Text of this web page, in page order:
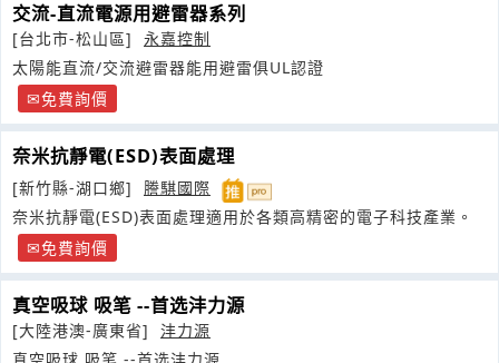
交流-直流電源用避雷器系列
[台北市-松山區]
永嘉控制
太陽能直流/交流避雷器能用避雷俱UL認證
免費詢價
奈米抗靜電(ESD)表面處理
[新竹縣-湖口鄉]
謄騏國際
奈米抗靜電(ESD)表面處理適用於各類高精密的電子科技產業。
免費詢價
真空吸球 吸笔 --首选沣力源
[大陸港澳-廣東省]
沣力源